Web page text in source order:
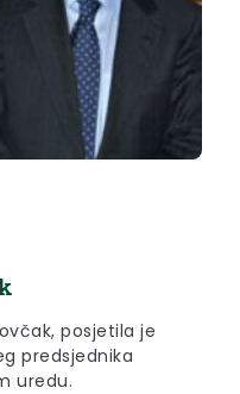
posjetila je
predsjednika
uredu.